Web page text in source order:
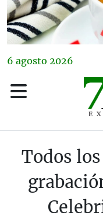
6 agosto 2026
Todos